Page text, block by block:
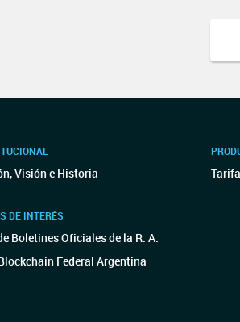
Visión e Historia
DE INTERÉS
Boletines Oficiales de la R. A.
Federal Argentina